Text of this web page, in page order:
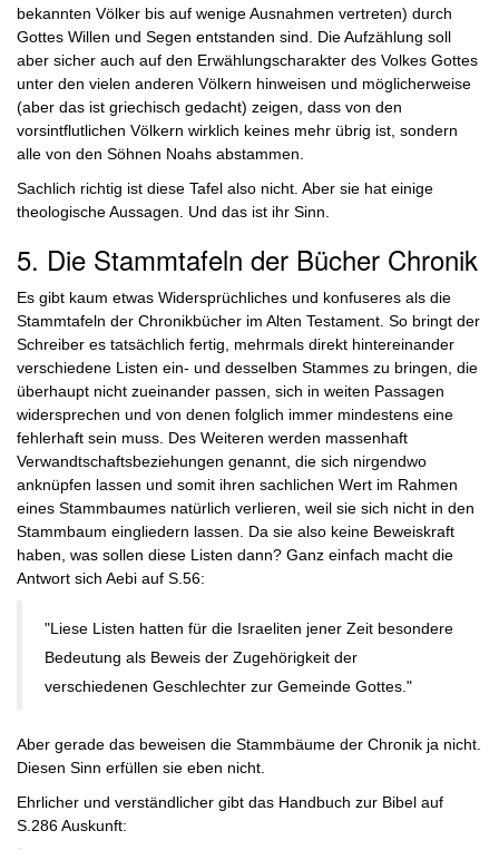
bekannten Völker bis auf wenige Ausnahmen vertreten) durch
Gottes Willen und Segen entstanden sind. Die Aufzählung soll
aber sicher auch auf den Erwählungscharakter des Volkes Gottes
unter den vielen anderen Völkern hinweisen und möglicherweise
(aber das ist griechisch gedacht) zeigen, dass von den
vorsintflutlichen Völkern wirklich keines mehr übrig ist, sondern
alle von den Söhnen Noahs abstammen.
Sachlich richtig ist diese Tafel also nicht. Aber sie hat einige
theologische Aussagen. Und das ist ihr Sinn.
5. Die Stammtafeln der Bücher Chronik
Es gibt kaum etwas Widersprüchliches und konfuseres als die
Stammtafeln der Chronikbücher im Alten Testament. So bringt der
Schreiber es tatsächlich fertig, mehrmals direkt hintereinander
verschiedene Listen ein- und desselben Stammes zu bringen, die
überhaupt nicht zueinander passen, sich in weiten Passagen
widersprechen und von denen folglich immer mindestens eine
fehlerhaft sein muss. Des Weiteren werden massenhaft
Verwandtschaftsbeziehungen genannt, die sich nirgendwo
anknüpfen lassen und somit ihren sachlichen Wert im Rahmen
eines Stammbaumes natürlich verlieren, weil sie sich nicht in den
Stammbaum eingliedern lassen. Da sie also keine Beweiskraft
haben, was sollen diese Listen dann? Ganz einfach macht die
Antwort sich Aebi auf S.56:
"Liese Listen hatten für die Israeliten jener Zeit besondere
Bedeutung als Beweis der Zugehörigkeit der
verschiedenen Geschlechter zur Gemeinde Gottes."
Aber gerade das beweisen die Stammbäume der Chronik ja nicht.
Diesen Sinn erfüllen sie eben nicht.
Ehrlicher und verständlicher gibt das Handbuch zur Bibel auf
S.286 Auskunft: